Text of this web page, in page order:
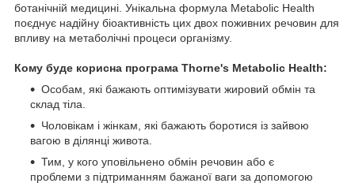
ботанічній медицині. Унікальна формула Metabolic Health
поєднує надійну біоактивність цих двох поживних речовин для
впливу на метаболічні процеси організму.
Кому буде корисна програма Thorne's Metabolic Health:
Особам, які бажають оптимізувати жировий обмін та
склад тіла.
Чоловікам і жінкам, які бажають боротися із зайвою
вагою в ділянці живота.
Тим, у кого уповільнено обмін речовин або є
проблеми з підтриманням бажаної ваги за допомогою